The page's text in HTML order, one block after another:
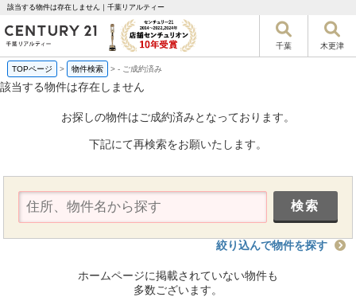
該当する物件は存在しません｜千葉リアルティー
千葉 木更津
TOPページ > 物件検索 >- ご成約済み
該当する物件は存在しません
お探しの物件はご成約済みとなっております。
下記にて再検索をお願いたします。
絞り込んで物件を探す
ホームページに掲載されていない物件も
多数ございます。